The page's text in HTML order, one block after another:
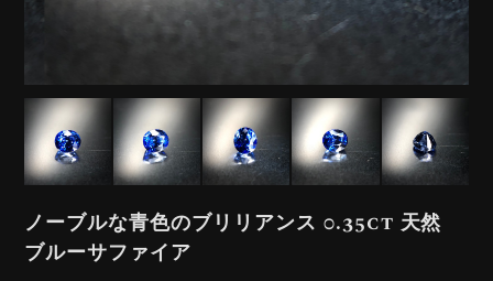
ノーブルな青色のブリリアンス 0.35ct 天然
ブルーサファイア